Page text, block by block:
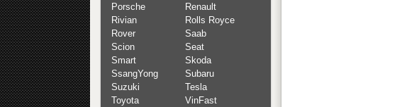
Porsche
Renault
Rivian
Rolls Royce
Rover
Saab
Scion
Seat
Smart
Skoda
SsangYong
Subaru
Suzuki
Tesla
Toyota
VinFast